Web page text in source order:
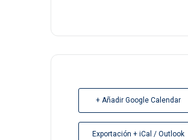
+ Añadir Google Calendar
Exportación + iCal / Outlook